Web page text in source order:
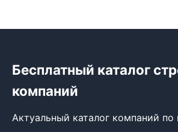
Бесплатный каталог
компаний
Актуальный каталог компаний по